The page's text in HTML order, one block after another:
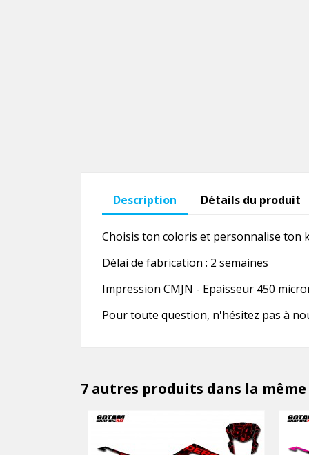
Description Détails du produit
Choisis ton coloris et personnalise ton
Délai de fabrication : 2 semaines
Impression CMJN - Epaisseur 450
Pour toute question, n'hésitez pas à
7 autres produits dans la